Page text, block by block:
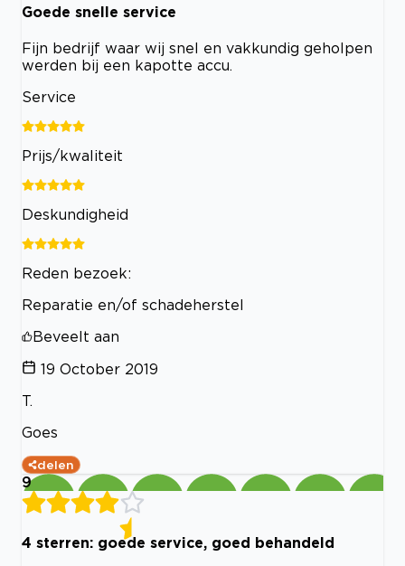
Goede snelle service
Fijn bedrijf waar wij snel en vakkundig geholpen
werden bij een kapotte accu.
Service
Prijs/kwaliteit
Deskundigheid
Reden bezoek:
Reparatie en/of schadeherstel
Beveelt aan
19 October 2019
T.
Goes
delen
9
4 sterren: goede service, goed behandeld